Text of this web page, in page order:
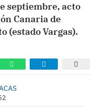
septiembre, acto
Canaria de
(estado Vargas).